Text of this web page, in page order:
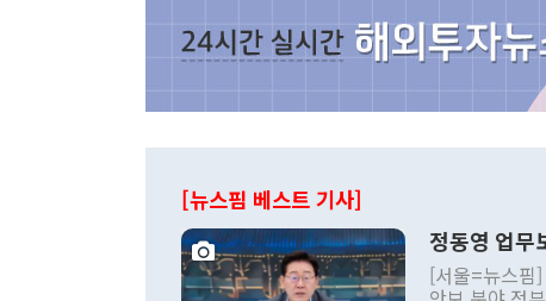
[뉴스핌 베스트 기사]
정동영 업무
[서울=뉴스핌